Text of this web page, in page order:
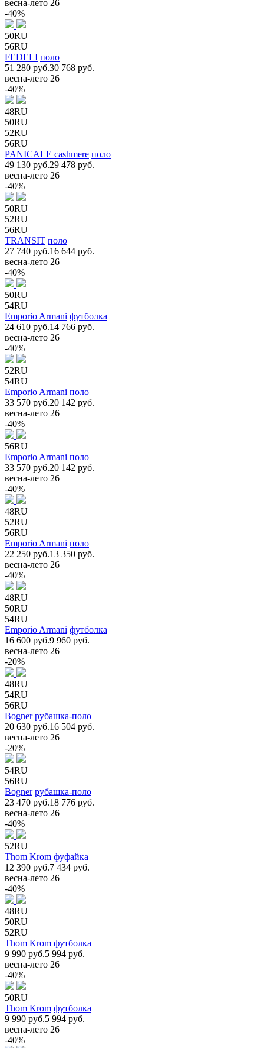
весна-лето 26
-40%
50RU
56RU
FEDELI поло
51 280 руб.30 768 руб.
весна-лето 26
-40%
48RU
50RU
52RU
56RU
PANICALE cashmere поло
49 130 руб.29 478 руб.
весна-лето 26
-40%
50RU
52RU
56RU
TRANSIT поло
27 740 руб.16 644 руб.
весна-лето 26
-40%
50RU
54RU
Emporio Armani футболка
24 610 руб.14 766 руб.
весна-лето 26
-40%
52RU
54RU
Emporio Armani поло
33 570 руб.20 142 руб.
весна-лето 26
-40%
56RU
Emporio Armani поло
33 570 руб.20 142 руб.
весна-лето 26
-40%
48RU
52RU
56RU
Emporio Armani поло
22 250 руб.13 350 руб.
весна-лето 26
-40%
48RU
50RU
54RU
Emporio Armani футболка
16 600 руб.9 960 руб.
весна-лето 26
-20%
48RU
54RU
56RU
Bogner рубашка-поло
20 630 руб.16 504 руб.
весна-лето 26
-20%
54RU
56RU
Bogner рубашка-поло
23 470 руб.18 776 руб.
весна-лето 26
-40%
52RU
Thom Krom фуфайка
12 390 руб.7 434 руб.
весна-лето 26
-40%
48RU
50RU
52RU
Thom Krom футболка
9 990 руб.5 994 руб.
весна-лето 26
-40%
50RU
Thom Krom футболка
9 990 руб.5 994 руб.
весна-лето 26
-40%